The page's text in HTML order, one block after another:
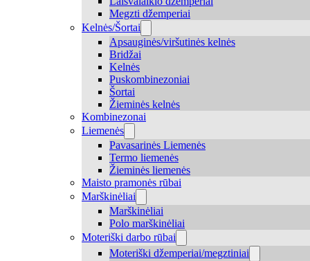
Megzti džemperiai
Kelnės/Šortai
Apsauginės/viršutinės kelnės
Bridžai
Kelnės
Puskombinezoniai
Šortai
Žieminės kelnės
Kombinezonai
Liemenės
Pavasarinės Liemenės
Termo liemenės
Žieminės liemenės
Maisto pramonės rūbai
Marškinėliai
Marškinėliai
Polo marškinėliai
Moteriški darbo rūbai
Moteriški džemperiai/megztiniai